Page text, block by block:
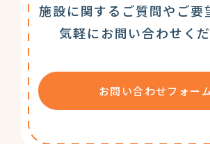
施設に関するご質問やご要
気軽にお問い合わせくだ
お問い合わせフォー